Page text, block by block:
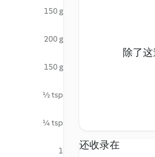
150 g
200 g
150 g
½ tsp
¼ tsp
1
除了
还收录在